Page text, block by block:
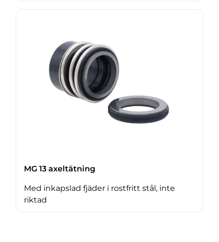
MG 13 axeltätning
Med inkapslad fjäder i rostfritt stål, inte
riktad